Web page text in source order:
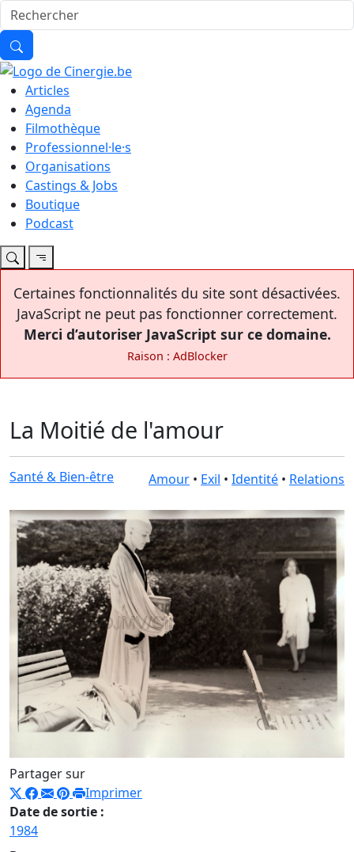
Articles
Agenda
Filmothèque
Professionnel·le·s
Organisations
Castings & Jobs
Boutique
Podcast
Certaines fonctionnalités du site sont désactivées.
JavaScript ne peut pas fonctionner correctement.
Merci d’autoriser JavaScript sur ce domaine.
Raison : AdBlocker
La Moitié de l'amour
Santé & Bien-être Amour • Exil • Identité • Relations
Partager sur
Imprimer
Date de sortie :
1984